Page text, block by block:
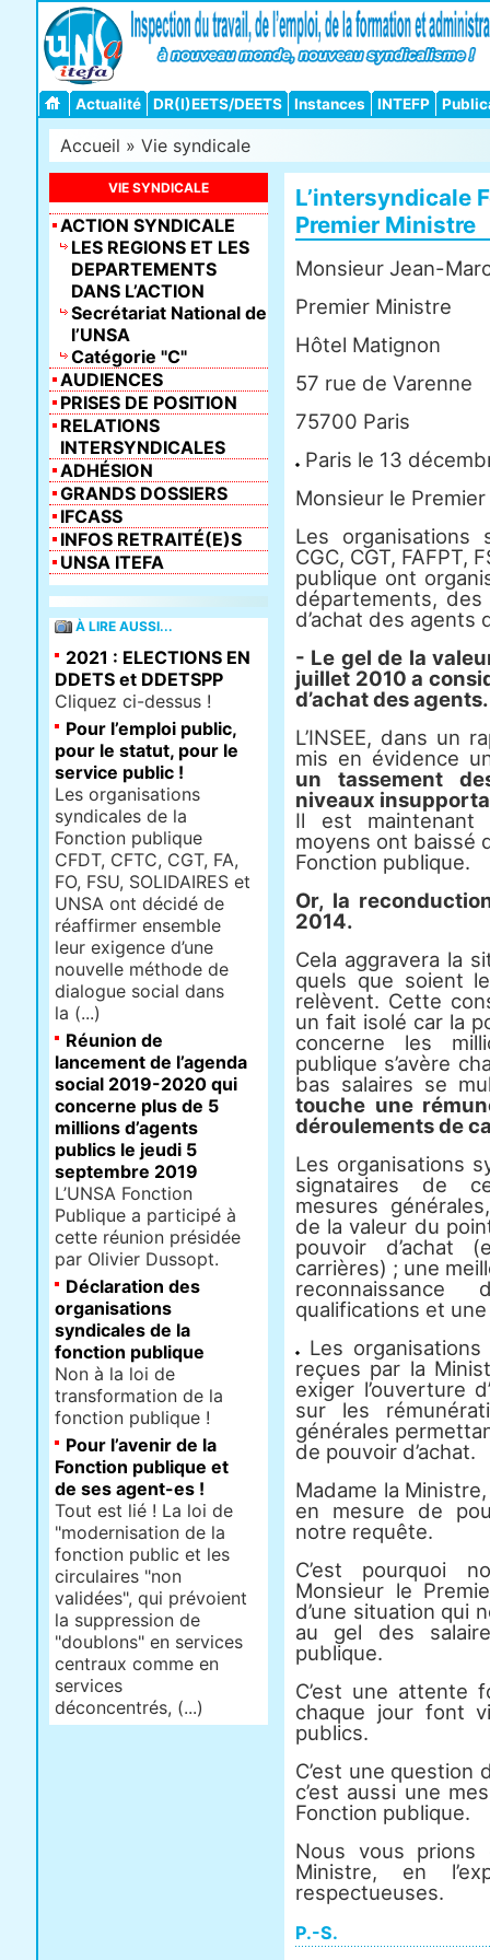
Actualité DR(I)EETS/DEETS Instances INTEFP
Accueil » Vie syndicale
L’intersyndicale
Premier Ministre
Monsieur Jean-
Premier Ministre
Hôtel Matignon
57 rue de Varenne
75700 Paris
Paris le 13
Monsieur le
Les organisations
CGC, CGT, FAFPT,
publique ont
départements, des
d’achat des agents
- Le gel de la
juillet 2010 a
d’achat des agents.
L’INSEE, dans un
mis en évidence
un tassement
niveaux
Il est maintenant
moyens ont baissé
Fonction publique.
Or, la
2014.
Cela aggravera la
quels que soient
relèvent. Cette
un fait isolé car la
concerne les
publique s’avère
bas salaires se
touche une
déroulements de
Les organisations
signataires de
mesures
de la valeur du
pouvoir d’achat
carrières) ; une
qualifications et
Les
reçues par la
exiger l’ouverture
sur les
générales
de pouvoir d’achat.
Madame la
en mesure de
notre requête.
C’est pourquoi
Monsieur le
d’une situation qui
au gel des
publique.
C’est une attente
chaque jour font
publics.
C’est une question
c’est aussi une
Fonction publique.
Nous vous prions
Ministre, en
respectueuses.
P.-S.
VIE SYNDICALE
ACTION SYNDICALE
LES REGIONS ET LES
DEPARTEMENTS
DANS L’ACTION
Secrétariat National de
l’UNSA
Catégorie "C"
AUDIENCES
PRISES DE POSITION
RELATIONS
INTERSYNDICALES
ADHÉSION
GRANDS DOSSIERS
IFCASS
INFOS RETRAITÉ(E)S
UNSA ITEFA
À LIRE AUSSI...
2021 : ELECTIONS EN
DDETS et DDETSPP
Cliquez ci-dessus !
Pour l’emploi public,
pour le statut, pour le
service public !
Les organisations
syndicales de la
Fonction publique
CFDT, CFTC, CGT, FA,
FO, FSU, SOLIDAIRES et
UNSA ont décidé de
réaffirmer ensemble
leur exigence d’une
nouvelle méthode de
dialogue social dans
la (...)
Réunion de
lancement de l’agenda
social 2019-2020 qui
concerne plus de 5
millions d’agents
publics le jeudi 5
septembre 2019
L’UNSA Fonction
Publique a participé à
cette réunion présidée
par Olivier Dussopt.
Déclaration des
organisations
syndicales de la
fonction publique
Non à la loi de
transformation de la
fonction publique !
Pour l’avenir de la
Fonction publique et
de ses agent-es !
Tout est lié ! La loi de
"modernisation de la
fonction public et les
circulaires "non
validées", qui prévoient
la suppression de
"doublons" en services
centraux comme en
services
déconcentrés, (...)